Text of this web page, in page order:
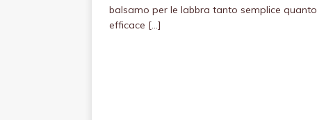
balsamo per le labbra tanto semplice quanto
efficace […]